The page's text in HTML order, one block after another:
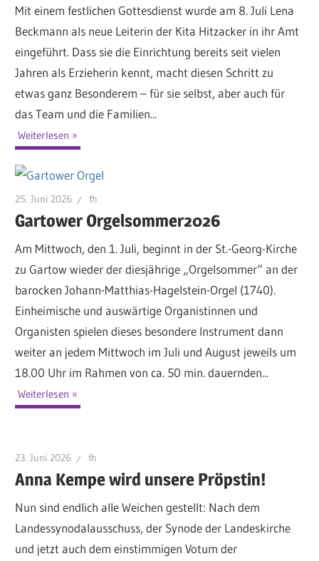
Mit einem festlichen Gottesdienst wurde am 8. Juli Lena
Beckmann als neue Leiterin der Kita Hitzacker in ihr Amt
eingeführt. Dass sie die Einrichtung bereits seit vielen
Jahren als Erzieherin kennt, macht diesen Schritt zu
etwas ganz Besonderem – für sie selbst, aber auch für
das Team und die Familien...
Weiterlesen
25. Juni 2026 fh
Gartower Orgelsommer2026
Am Mittwoch, den 1. Juli, beginnt in der St.-Georg-Kirche
zu Gartow wieder der diesjährige „Orgelsommer“ an der
barocken Johann-Matthias-Hagelstein-Orgel (1740).
Einheimische und auswärtige Organistinnen und
Organisten spielen dieses besondere Instrument dann
weiter an jedem Mittwoch im Juli und August jeweils um
18.00 Uhr im Rahmen von ca. 50 min. dauernden...
Weiterlesen
23. Juni 2026 fh
Anna Kempe wird unsere Pröpstin!
Nun sind endlich alle Weichen gestellt: Nach dem
Landessynodalausschuss, der Synode der Landeskirche
und jetzt auch dem einstimmigen Votum der